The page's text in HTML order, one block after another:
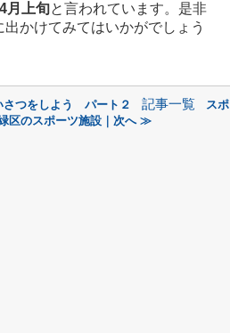
月上旬と言われています。是非
かけてみてはいかがでしょう
さつをしよう パート２ 記事一覧
スポ
区のスポーツ施設｜次へ ≫